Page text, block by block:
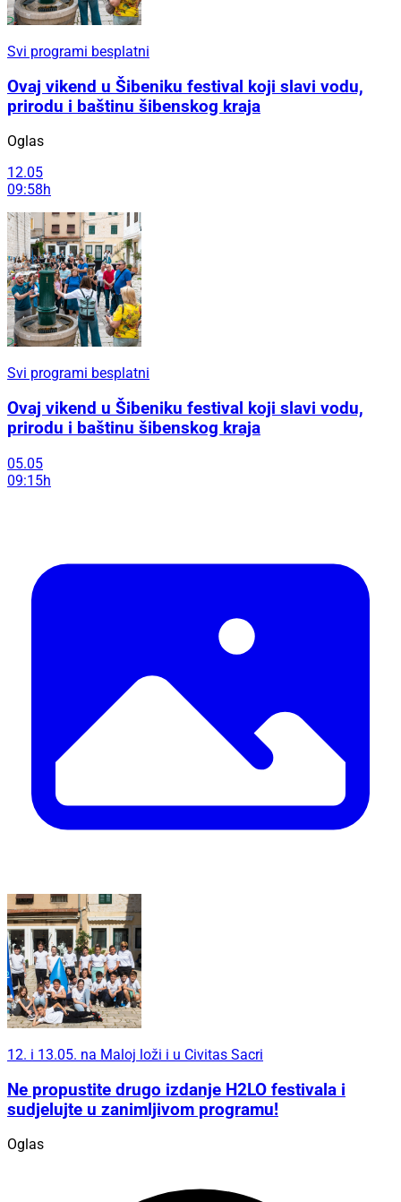
Svi programi besplatni
Ovaj vikend u Šibeniku festival koji slavi vodu,
prirodu i baštinu šibenskog kraja
Oglas
12.05
09:58h
Svi programi besplatni
Ovaj vikend u Šibeniku festival koji slavi vodu,
prirodu i baštinu šibenskog kraja
05.05
09:15h
12. i 13.05. na Maloj loži i u Civitas Sacri
Ne propustite drugo izdanje H2LO festivala i
sudjelujte u zanimljivom programu!
Oglas